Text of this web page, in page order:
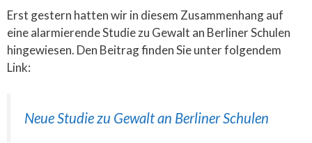
Erst gestern hatten wir in diesem Zusammenhang auf
eine alarmierende Studie zu Gewalt an Berliner Schulen
hingewiesen. Den Beitrag finden Sie unter folgendem
Link:
Neue Studie zu Gewalt an Berliner Schulen